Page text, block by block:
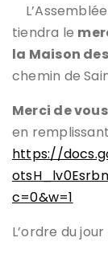
tiendra le
la Maison
chemin de
Merci de
en
https://
c=0&w=1
L’ordre du jour